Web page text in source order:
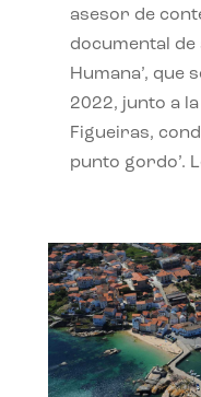
asesor de
documental de
Humana’, que
2022, junto a
Figueiras,
punto gordo’.